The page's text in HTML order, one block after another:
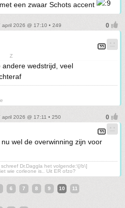
een zwaar Schots accent
april 2026 @ 17:10 • 249
Z
wedstrijd, veel
april 2026 @ 17:11 • 250
wel de overwinning zijn voor
Dr.Daggla het volgende:\[/b\]
wie corleone is.. Uit ER ofzo?
6 7 8 9 10 11